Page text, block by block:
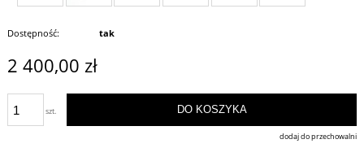
Dostępność: tak
2 400,00 zł
szt. DO KOSZYKA
dodaj do przechowalni